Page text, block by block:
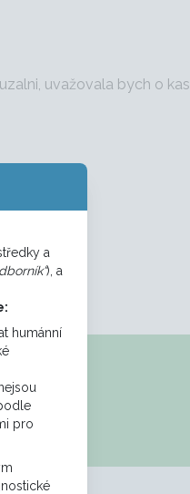
uvažovala bych o
a
), a
humánní
pro